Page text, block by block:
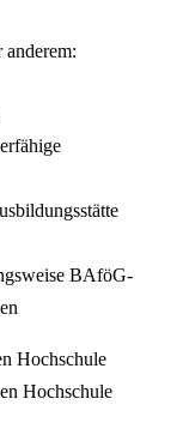
BAföG-
Hochschule
Hochschule